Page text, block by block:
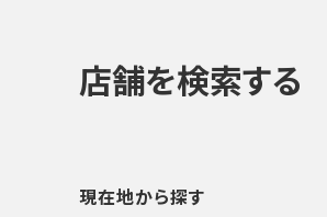
店舗を検索する
現在地から探す